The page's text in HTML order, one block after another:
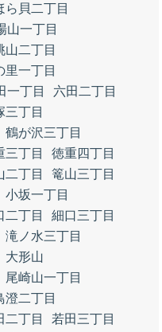
ら貝二丁目
山一丁目
山二丁目
里一丁目
一丁目
六田二丁目
三丁目
鶴が沢三丁目
三丁目
徳重四丁目
二丁目
篭山三丁目
小坂一丁目
二丁目
細口三丁目
滝ノ水三丁目
大形山
尾崎山一丁目
澄二丁目
二丁目
若田三丁目